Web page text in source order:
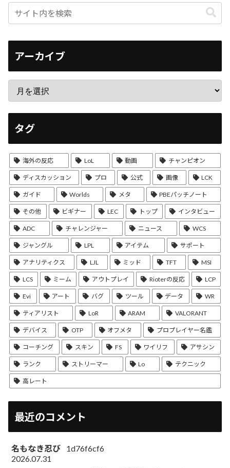
アーカイブ
タグ
海外の反応 LoL 動画 チャンピオン
ディスカッション プロ 公式 画像 LCK
ガイド Worlds メタ PBEパッチノート
その他 ビギナー LEC トップ インタビュー
ADC チャレンジャー ニュース WCS
ジャングル LPL アイテム サポート
アナリティクス LJL ミッド TFT MSI
LCS ミーム アウトプレイ Rioterの反応 LCP
Evi アート バグ ツール データ WR
ティアリスト LoR ARAM VALORANT
デバイス OTP オフメタ プロプレイヤー名鑑
コーチング スキン FS ワイリフ アサシン
ランク ストリーマー Lo テクニック
高レート
最近のコメント
名もなき忍び
1d76f6cf6
2026.07.31